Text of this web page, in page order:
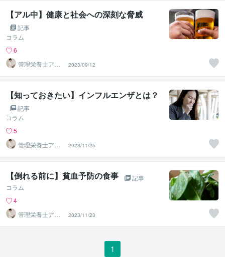
【アル中】健康と社会への深刻な脅威
記事
コラム
6
管理栄養士アオ
イ 村中一帆ママ
が楽する食
2023/09/12
【知っておきたい】インフルエンザとは？
記事
コラム
5
管理栄養士アオ
イ 村中一帆ママ
が楽する食
2023/11/25
【倒れる前に】貧血予防の食事
記事
コラム
4
管理栄養士アオ
イ 村中一帆ママ
が楽する食
2023/11/23
1